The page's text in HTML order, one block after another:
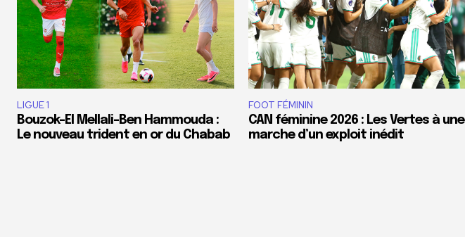
LIGUE 1
Bouzok-El Mellali-Ben Hammouda :
Le nouveau trident en or du Chabab
FOOT FÉMININ
CAN féminine 2026 : Les Vertes à une
marche d’un exploit inédit